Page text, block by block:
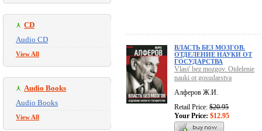
CD
Audio CD
View All
Audio Books
Audio Books
View All
ВЛАСТЬ БЕЗ МОЗГОВ.
ОТДЕЛЕНИЕ НАУКИ ОТ
ГОСУДАРСТВА
Vlast' bez mozgov. Otdelenie
nauki ot gosudarstva
Алферов Ж.И.
Retail Price: $20.95
Your Price: $12.95